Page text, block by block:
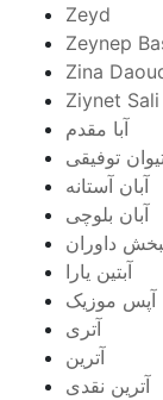
Zeyd
Zeynep
Zina
Ziynet Sali
آبا مقدم
توفیقی
آبان آستانه
آبان بلوچی
داوران
آبتین یارا
آپس موزیک
آتری
آترین
آترین نقدی